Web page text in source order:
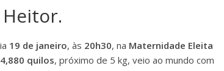
19 de janeiro, às 20h30, na Maternidade Eleita
4,880 quilos, próximo de 5 kg, veio ao mundo com